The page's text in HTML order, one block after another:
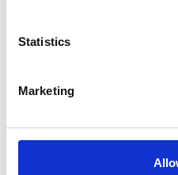
Statistics
Marketing
#energia ja Eurooppa
Uusiutuvilla yli puolet